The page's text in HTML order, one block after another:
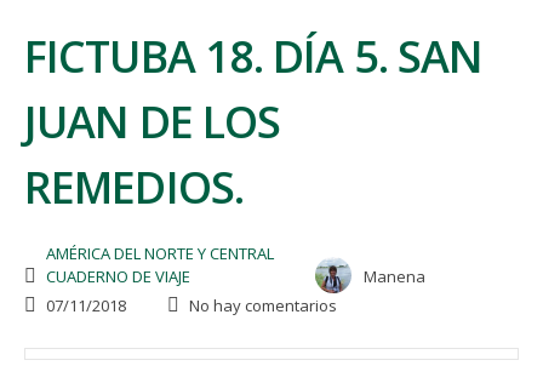
FICTUBA 18. DÍA 5. SAN
JUAN DE LOS
REMEDIOS.
AMÉRICA DEL NORTE Y CENTRAL
CUADERNO DE VIAJE
Manena
07/11/2018
No hay comentarios